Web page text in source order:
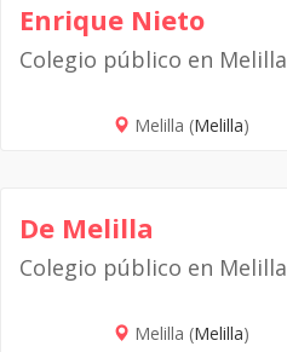
Enrique Nieto
Colegio público en Melilla
Melilla (Melilla)
De Melilla
Colegio público en Melilla
Melilla (Melilla)